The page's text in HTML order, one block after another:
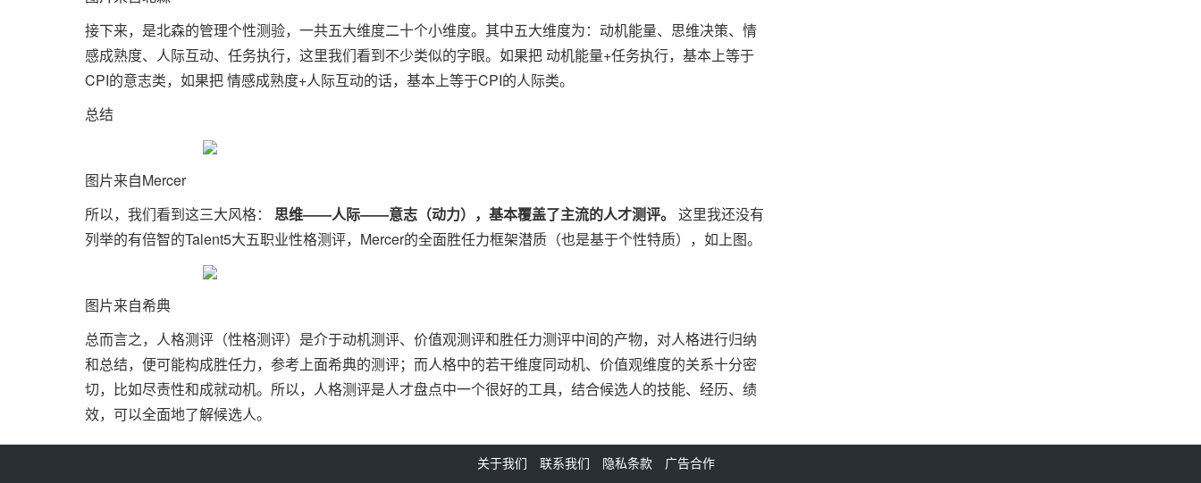
接下来，是北森的管理个性测验，一共五大维度二十个小维度。其中五大维度为：动机能量、思维决策、情
感成熟度、人际互动、任务执行，这里我们看到不少类似的字眼。如果把 动机能量+任务执行，基本上等于
CPI的意志类，如果把 情感成熟度+人际互动的话，基本上等于CPI的人际类。
总结
图片来自Mercer
所以，我们看到这三大风格： 思维——人际——意志（动力），基本覆盖了主流的人才测评。 这里我还没有
列举的有倍智的Talent5大五职业性格测评，Mercer的全面胜任力框架潜质（也是基于个性特质），如上图。
图片来自希典
总而言之，人格测评（性格测评）是介于动机测评、价值观测评和胜任力测评中间的产物，对人格进行归纳
和总结，便可能构成胜任力，参考上面希典的测评；而人格中的若干维度同动机、价值观维度的关系十分密
切，比如尽责性和成就动机。所以，人格测评是人才盘点中一个很好的工具，结合候选人的技能、经历、绩
效，可以全面地了解候选人。
关于我们 联系我们 隐私条款
广告合作